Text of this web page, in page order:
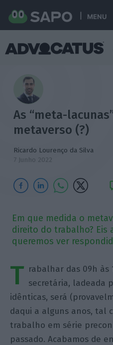
MENU
As “meta-
metaverso (?)
Ricardo Lourenço da Silva
7 Junho 2022
Em que medida o
direito do trabalho? Eis
queremos ver
T rabalhar das 09h às
secretária, ladeada
idênticas, será
daqui a alguns anos, tal
trabalho em série
passado. Acabamos de